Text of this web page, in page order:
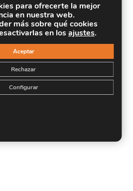
para ofrecerte la mejor
en nuestra web.
más sobre qué cookies
en losajustes.
Aceptar
Rechazar
Configurar